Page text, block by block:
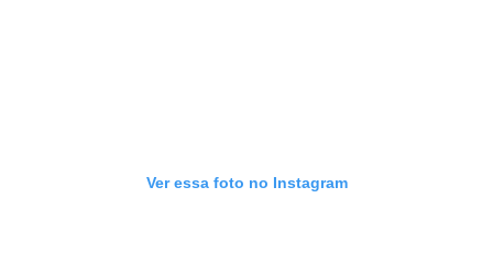
Ver essa foto no Instagram